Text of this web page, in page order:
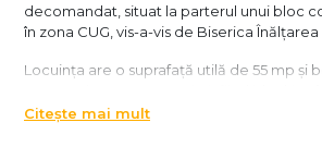
decomandat, situat la parterul unui bloc
în zona CUG, vis-a-vis de Biserica
Locuința are o suprafață utilă de 55 mp și
pentru investiție.
Citește mai mult